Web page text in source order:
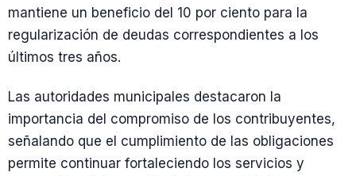
mantiene un beneficio del 10 por ciento para la
regularización de deudas correspondientes a los
últimos tres años.
Las autoridades municipales destacaron la
importancia del compromiso de los contribuyentes,
señalando que el cumplimiento de las obligaciones
permite continuar fortaleciendo los servicios y